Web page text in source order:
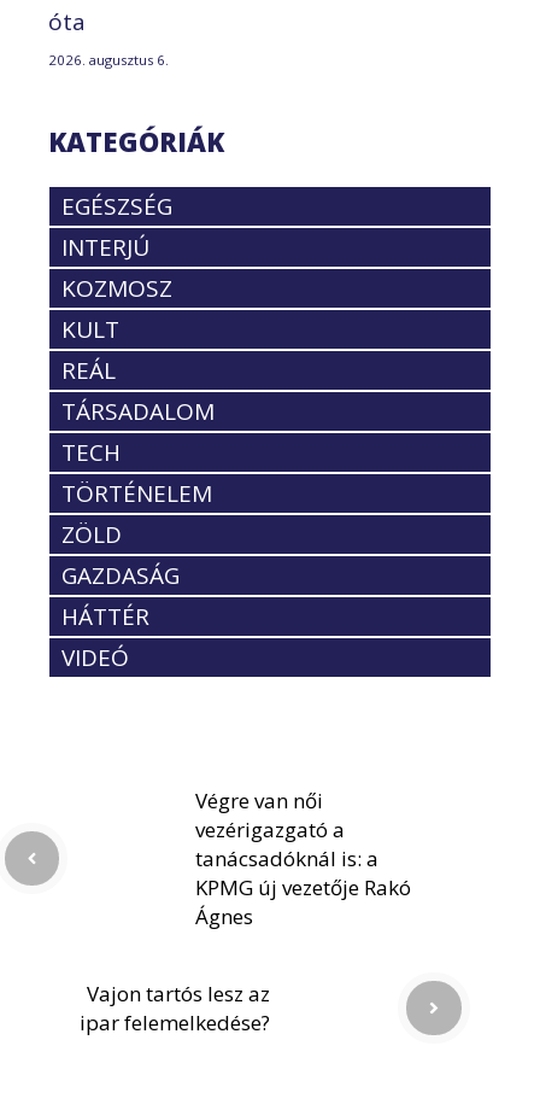
óta
2026. augusztus 6.
KATEGÓRIÁK
EGÉSZSÉG
INTERJÚ
KOZMOSZ
KULT
REÁL
TÁRSADALOM
TECH
TÖRTÉNELEM
ZÖLD
GAZDASÁG
HÁTTÉR
VIDEÓ
Végre van női
vezérigazgató a
tanácsadóknál is: a
KPMG új vezetője Rakó
Ágnes
Vajon tartós lesz az
ipar felemelkedése?